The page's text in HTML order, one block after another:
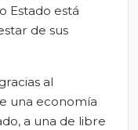
Estado está
de sus
al
una economía
a una de libre